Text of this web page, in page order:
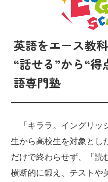
英語をエース教科
“話せる”から“
語専門塾
「キララ。イングリッ
生から高校生を対象とし
だけで終わらせず、「読
横断的に鍛え、テストや